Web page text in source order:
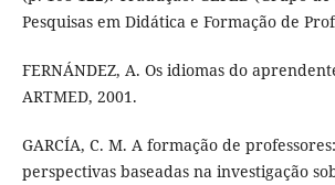
Pesquisas em Didática e Formação de
FERNÁNDEZ, A. Os idiomas do
ARTMED, 2001.
GARCÍA, C. M. A formação de
perspectivas baseadas na investigação